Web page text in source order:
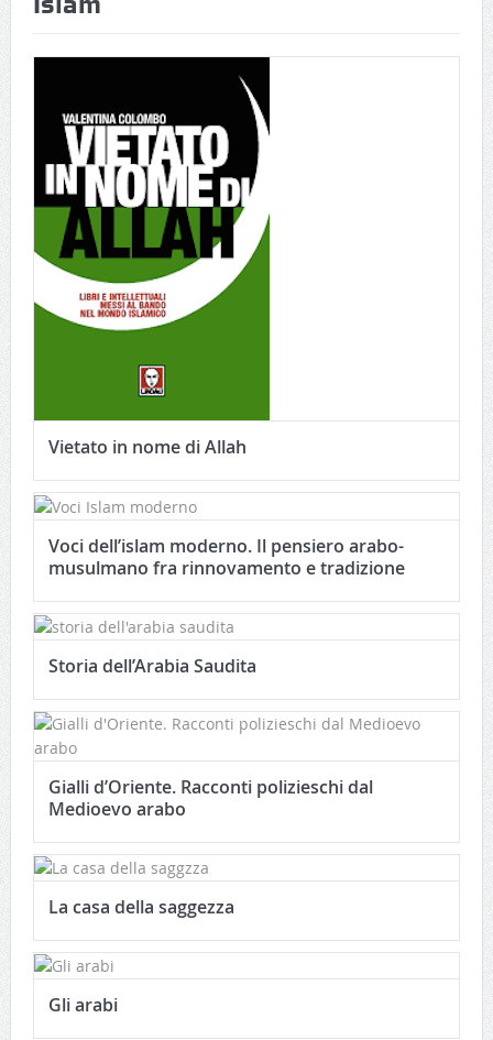
Vietato in nome di Allah
Voci dell’islam moderno. Il pensiero arabo-
musulmano fra rinnovamento e tradizione
Storia dell’Arabia Saudita
Gialli d’Oriente. Racconti polizieschi dal
Medioevo arabo
La casa della saggezza
Gli arabi